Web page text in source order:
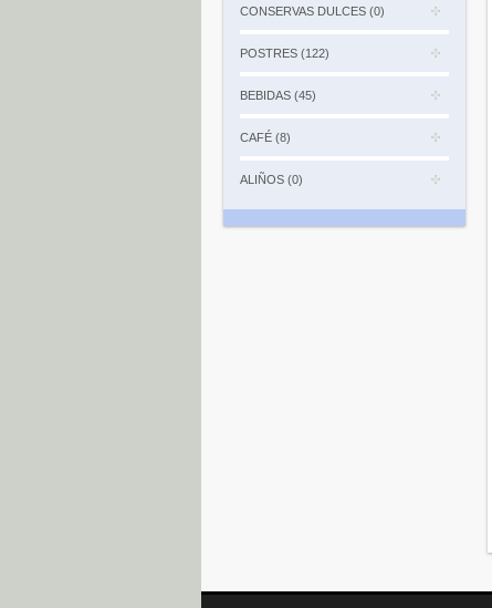
CONSERVAS DULCES (0)
POSTRES (122)
BEBIDAS (45)
CAFÉ (8)
ALIÑOS (0)